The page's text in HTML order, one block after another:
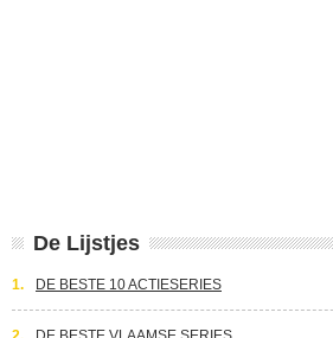
De Lijstjes
1. DE BESTE 10 ACTIESERIES